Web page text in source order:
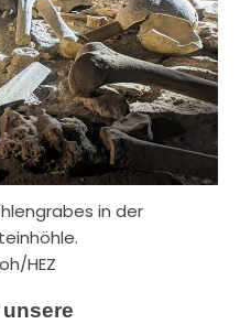
in der
HEZ